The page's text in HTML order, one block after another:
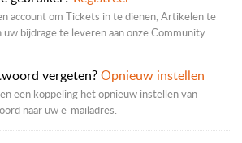
account om Tickets in te dienen, Artikelen te
uw bijdrage te leveren aan onze Community.
vergeten?Opnieuw instellen
een koppeling het opnieuw instellen van
naar uw e-mailadres.